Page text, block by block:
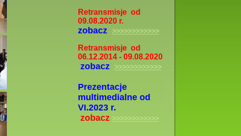
Retransmisje od
09.08.2020 r.
zobacz >>>>>>>>>>>>
Retransmisje od
06.12.2014 - 09.08.2020
zobacz >>>>>>>>>>>>
Prezentacje
multimedialne od
VI.2023 r.
zobacz >>>>>>>>>>>>